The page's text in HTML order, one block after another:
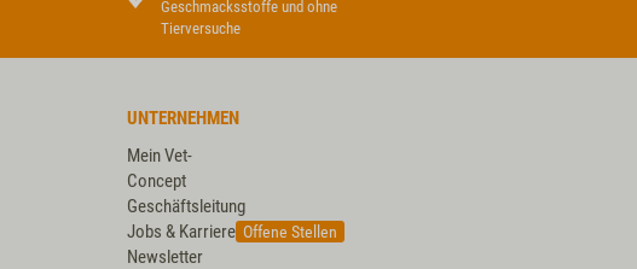
Geschmacksstoffe und ohne
Tierversuche
UNTERNEHMEN
Mein Vet-
Concept
Geschäftsleitung
Jobs & Karriere Offene Stellen
Newsletter